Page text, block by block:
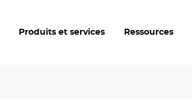
Produits et services Ressources